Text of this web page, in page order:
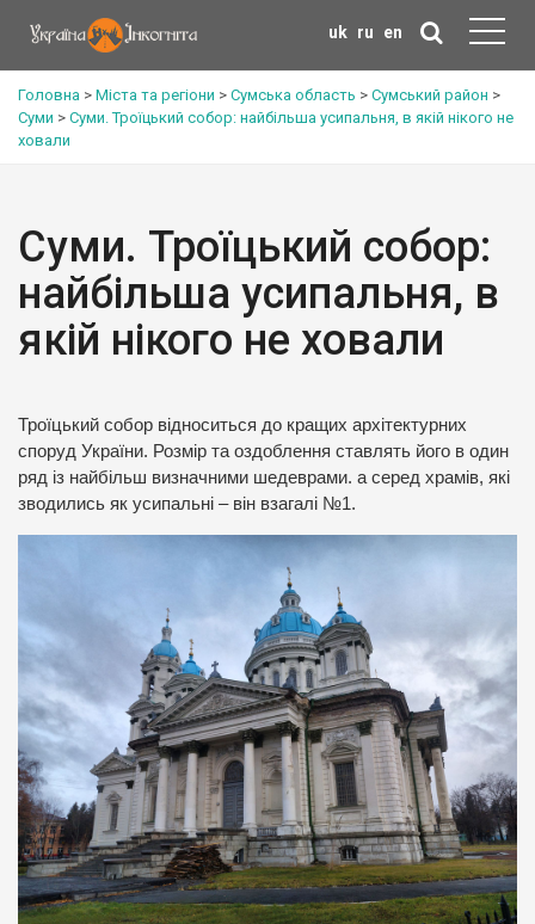
uk ru en
Головна > Міста та регіони > Сумська область > Сумський район >
Суми > Суми. Троїцький собор: найбільша усипальня, в якій нікого не
ховали
Суми. Троїцький собор:
найбільша усипальня, в
якій нікого не ховали
Троїцький собор відноситься до кращих архітектурних
споруд України. Розмір та оздоблення ставлять його в один
ряд із найбільш визначними шедеврами. а серед храмів, які
зводились як усипальні – він взагалі №1.